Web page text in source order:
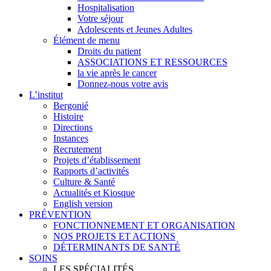
Hospitalisation
Votre séjour
Adolescents et Jeunes Adultes
Élément de menu
Droits du patient
ASSOCIATIONS ET RESSOURCES
la vie après le cancer
Donnez-nous votre avis
L’institut
Bergonié
Histoire
Directions
Instances
Recrutement
Projets d’établissement
Rapports d’activités
Culture & Santé
Actualités et Kiosque
English version
PRÉVENTION
FONCTIONNEMENT ET ORGANISATION
NOS PROJETS ET ACTIONS
DÉTERMINANTS DE SANTÉ
SOINS
LES SPÉCIALITÉS